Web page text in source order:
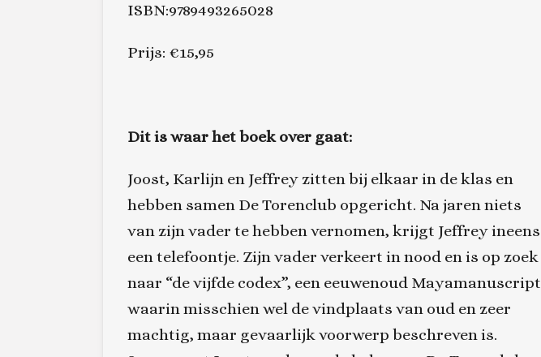
ISBN:9789493265028
Prijs: €15,95
Dit is waar het boek over gaat:
Joost, Karlijn en Jeffrey zitten bij elkaar in de klas en
hebben samen De Torenclub opgericht. Na jaren niets
van zijn vader te hebben vernomen, krijgt Jeffrey ineens
een telefoontje. Zijn vader verkeert in nood en is op zoek
naar “de vijfde codex”, een eeuwenoud Mayamanuscript
waarin misschien wel de vindplaats van oud en zeer
machtig, maar gevaarlijk voorwerp beschreven is.